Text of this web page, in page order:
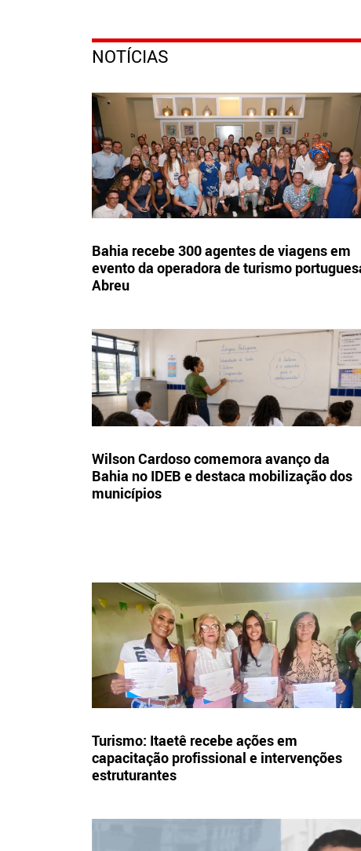
NOTÍCIAS
Bahia recebe 300 agentes de viagens em
evento da operadora de turismo
Abreu
Wilson Cardoso comemora avanço da
Bahia no IDEB e destaca mobilização dos
municípios
Turismo: Itaetê recebe ações em
capacitação profissional e intervenções
estruturantes